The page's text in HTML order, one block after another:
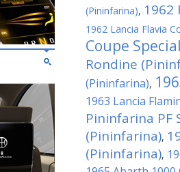
(Pininfarina), 1962
1962 Lancia Flavia
Coupe
Rondine
(Pininfarina),
1963 Lancia
Pininfarina PF
(Pininfarina),
(Pininfarina),